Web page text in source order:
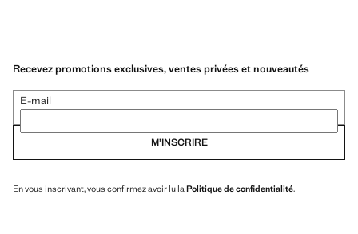
Recevez promotions exclusives, ventes privées et nouveautés
E-mail
M’INSCRIRE
En vous inscrivant, vous confirmez avoir lu la Politique de confidentialité.